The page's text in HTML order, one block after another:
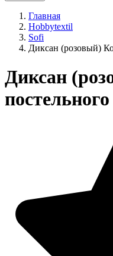
Главная
Hobbytextil
Sofi
Диксан (розовый)
Диксан